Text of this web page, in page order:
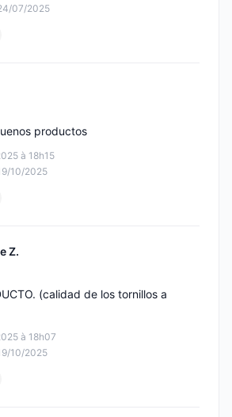
07/2025
à 18h15
10/2025
productos
Z.
à 18h07
10/2025
(calidad de los tornillos a